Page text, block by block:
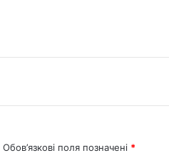
Обов’язкові поля позначені *